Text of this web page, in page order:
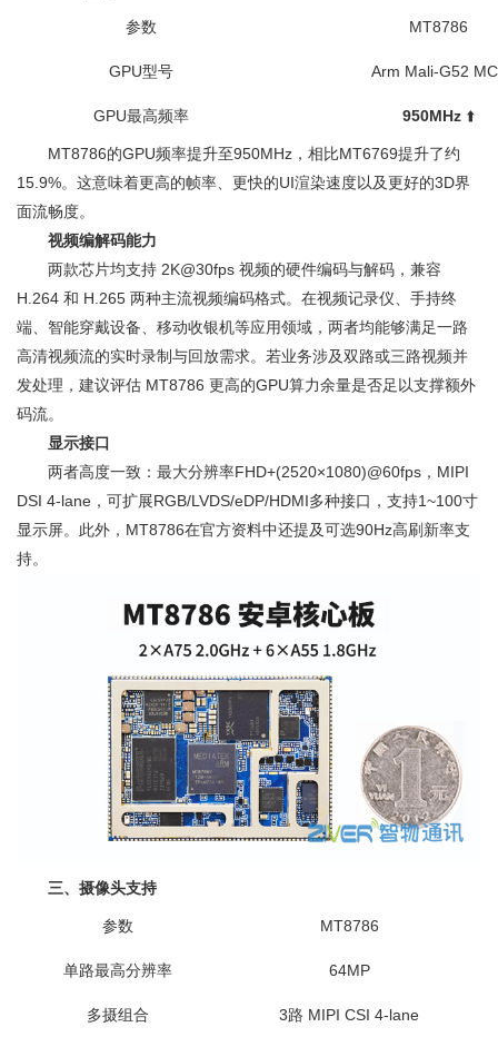
参数 MT8786
GPU型号 Arm Mali-G52
GPU最高频率 950MHz ⬆️
MT8786的GPU频率提升至950MHz，相比MT6769提升了约
15.9%。这意味着更高的帧率、更快的UI渲染速度以及更好的3D界
面流畅度。
视频编解码能力
两款芯片均支持 2K@30fps 视频的硬件编码与解码，兼容
H.264 和 H.265 两种主流视频编码格式。在视频记录仪、手持终
端、智能穿戴设备、移动收银机等应用领域，两者均能够满足一路
高清视频流的实时录制与回放需求。若业务涉及双路或三路视频并
发处理，建议评估 MT8786 更高的GPU算力余量是否足以支撑额外
码流。
显示接口
两者高度一致：最大分辨率FHD+(2520×1080)@60fps，MIPI
DSI 4-lane，可扩展RGB/LVDS/eDP/HDMI多种接口，支持1~100寸
显示屏。此外，MT8786在官方资料中还提及可选90Hz高刷新率支
持。
三、摄像头支持
参数 MT8786
单路最高分辨率 64MP
多摄组合 3路 MIPI CSI 4-lane